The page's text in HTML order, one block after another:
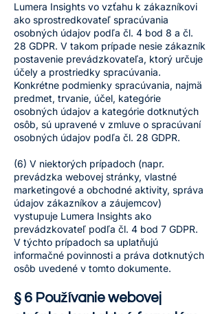
Lumera Insights vo vzťahu k zákazníkovi
ako sprostredkovateľ spracúvania
osobných údajov podľa čl. 4 bod 8 a čl.
28 GDPR. V takom prípade nesie zákazník
postavenie prevádzkovateľa, ktorý určuje
účely a prostriedky spracúvania.
Konkrétne podmienky spracúvania, najmä
predmet, trvanie, účel, kategórie
osobných údajov a kategórie dotknutých
osôb, sú upravené v zmluve o spracúvaní
osobných údajov podľa čl. 28 GDPR.
(6) V niektorých prípadoch (napr.
prevádzka webovej stránky, vlastné
marketingové a obchodné aktivity, správa
údajov zákazníkov a záujemcov)
vystupuje Lumera Insights ako
prevádzkovateľ podľa čl. 4 bod 7 GDPR.
V týchto prípadoch sa uplatňujú
informačné povinnosti a práva dotknutých
osôb uvedené v tomto dokumente.
§ 6 Používanie webovej